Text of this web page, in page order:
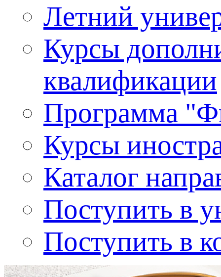
Летний
Курсы
квалификации
Программа
Курсы
Каталог
Поступить в
Поступить в